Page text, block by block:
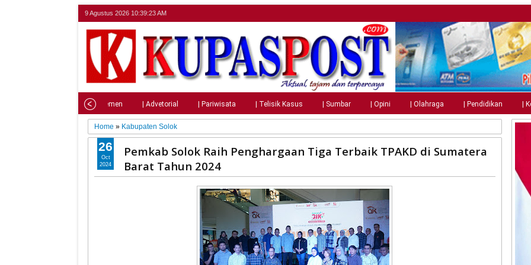
9 Agustus 2026 10:39:24 AM
| Parlemen | Advetorial | Pariwisata | Telisik Kasus | Sumbar | Opini | Olahraga | Pendidikan |
Home » Kabupaten Solok
Pemkab Solok Raih Penghargaan Tiga Terbaik TPAKD di Sumatera
Barat Tahun 2024
26
Oct
2024